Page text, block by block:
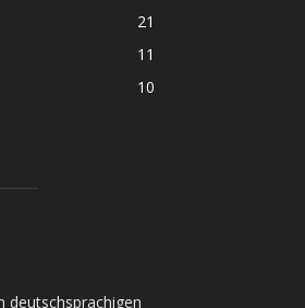
21
11
10
deutschsprachigen